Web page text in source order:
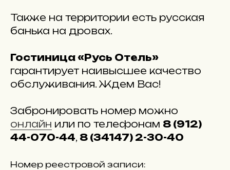
Также на территории есть русская
банька на дровах.
Гостиница «Русь Отель»
гарантирует наивысшее качество
обслуживания. Ждем Вас!
Забронировать номер можно
онлайн или по телефонам 8 (912)
44-070-44, 8 (34147) 2-30-40
Номер реестровой записи: